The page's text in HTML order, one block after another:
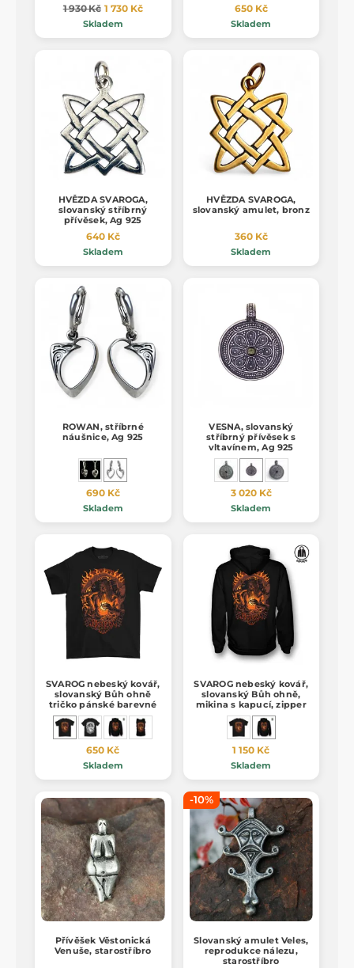
1 930 Kč 1 730 Kč
Skladem
650 Kč
Skladem
HVĚZDA SVAROGA,
slovanský stříbrný
přívěsek, Ag 925
640 Kč
Skladem
HVĚZDA SVAROGA,
slovanský amulet, bronz
360 Kč
Skladem
ROWAN, stříbrné
náušnice, Ag 925
690 Kč
Skladem
VESNA, slovanský
stříbrný přívěsek s
vltavínem, Ag 925
3 020 Kč
Skladem
SVAROG nebeský kovář,
slovanský Bůh ohně
tričko pánské barevné
650 Kč
Skladem
SVAROG nebeský kovář,
slovanský Bůh ohně,
mikina s kapucí, zipper
1 150 Kč
Skladem
Přívěšek Věstonická
Venuše, starostříbro
-10%
Slovanský amulet Veles,
reprodukce nálezu,
starostříbro